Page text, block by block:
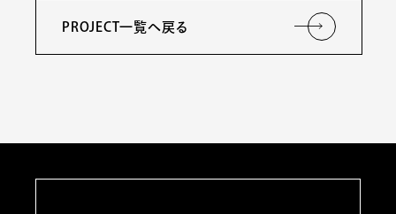
PROJECT一覧へ戻る